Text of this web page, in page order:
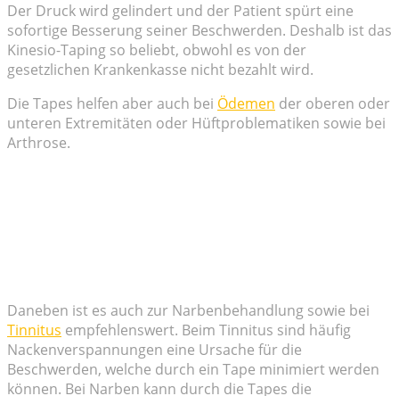
Der Druck wird gelindert und der Patient spürt eine
sofortige Besserung seiner Beschwerden. Deshalb ist das
Kinesio-Taping so beliebt, obwohl es von der
gesetzlichen Krankenkasse nicht bezahlt wird.
Die Tapes helfen aber auch bei Ödemen der oberen oder
unteren Extremitäten oder Hüftproblematiken sowie bei
Arthrose.
Daneben ist es auch zur Narbenbehandlung sowie bei
Tinnitus empfehlenswert. Beim Tinnitus sind häufig
Nackenverspannungen eine Ursache für die
Beschwerden, welche durch ein Tape minimiert werden
können. Bei Narben kann durch die Tapes die